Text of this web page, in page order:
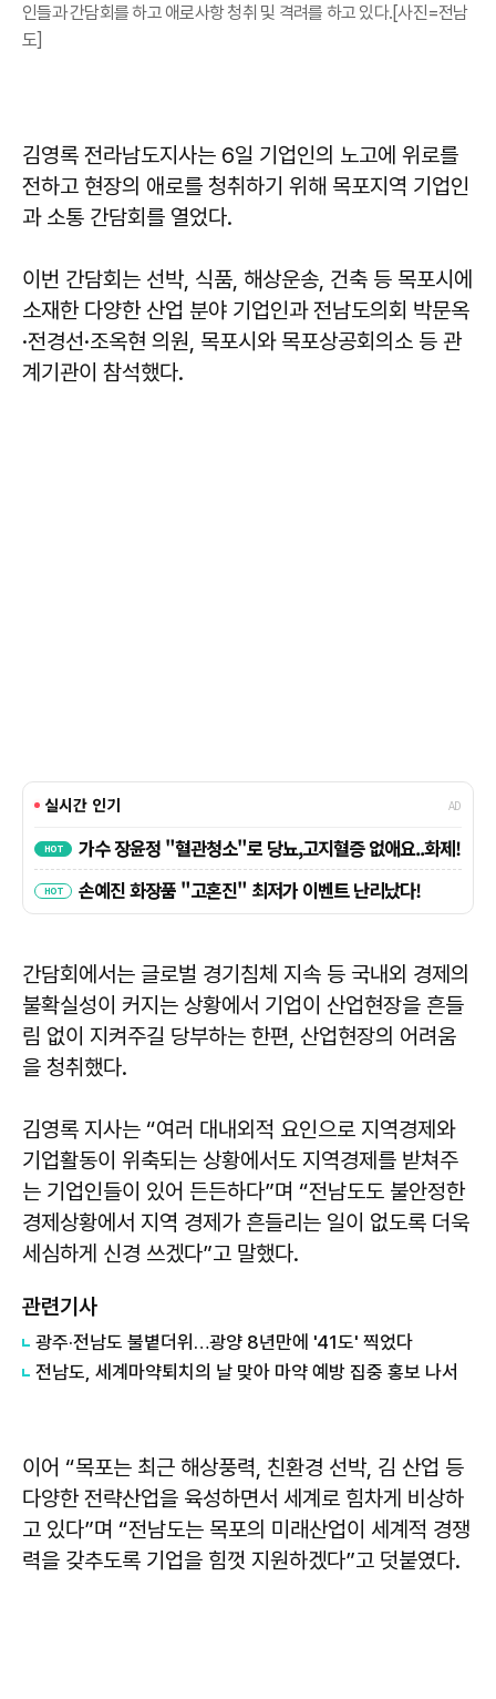
인들과 간담회를 하고 애로사항 청취 및 격려를 하고 있다.[사진=전남
도]
김영록 전라남도지사는 6일 기업인의 노고에 위로를
전하고 현장의 애로를 청취하기 위해 목포지역 기업인
과 소통 간담회를 열었다.
이번 간담회는 선박, 식품, 해상운송, 건축 등 목포시에
소재한 다양한 산업 분야 기업인과 전남도의회 박문옥
·전경선·조옥현 의원, 목포시와 목포상공회의소 등 관
계기관이 참석했다.
간담회에서는 글로벌 경기침체 지속 등 국내외 경제의
불확실성이 커지는 상황에서 기업이 산업현장을 흔들
림 없이 지켜주길 당부하는 한편, 산업현장의 어려움
을 청취했다.
김영록 지사는 “여러 대내외적 요인으로 지역경제와
기업활동이 위축되는 상황에서도 지역경제를 받쳐주
는 기업인들이 있어 든든하다”며 “전남도도 불안정한
경제상황에서 지역 경제가 흔들리는 일이 없도록 더욱
세심하게 신경 쓰겠다”고 말했다.
관련기사
광주·전남도 불볕더위…광양 8년만에 '41도' 찍었다
전남도, 세계마약퇴치의 날 맞아 마약 예방 집중 홍보 나서
이어 “목포는 최근 해상풍력, 친환경 선박, 김 산업 등
다양한 전략산업을 육성하면서 세계로 힘차게 비상하
고 있다”며 “전남도는 목포의 미래산업이 세계적 경쟁
력을 갖추도록 기업을 힘껏 지원하겠다”고 덧붙였다.